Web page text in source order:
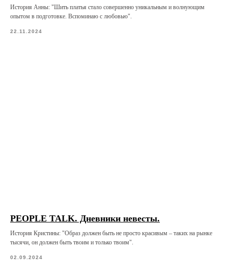
История Анны: "Шить платья стало совершенно уникальным и волнующим
опытом в подготовке. Вспоминаю с любовью".
22.11.2024
PEOPLE TALK. Дневники невесты.
История Кристины: "Образ должен быть не просто красивым – таких на рынке
тысячи, он должен быть твоим и только твоим".
02.09.2024